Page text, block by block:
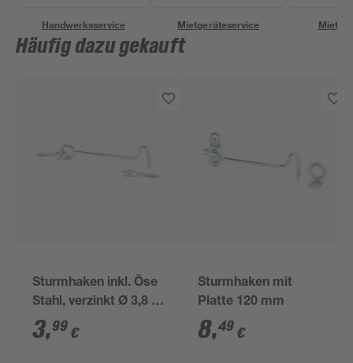
Handwerksservice Mietgeräteservice
Häufig dazu gekauft
Sturmhaken inkl. Öse
Stahl, verzinkt Ø 3,8 x
100 mm
3,99 €
Sturmhaken mit
Platte 120 mm
8,49 €